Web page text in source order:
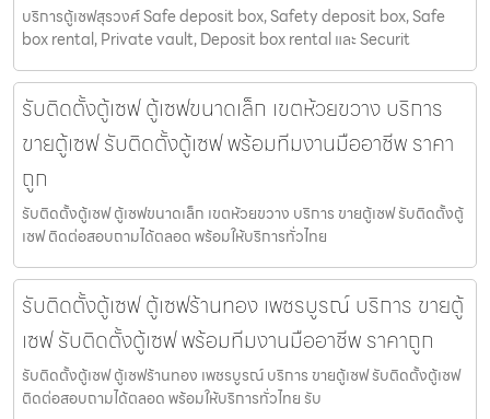
บริการตู้เซฟสุรวงศ์ Safe deposit box, Safety deposit box, Safe
box rental, Private vault, Deposit box rental และ Securit
รับติดตั้งตู้เซฟ ตู้เซฟขนาดเล็ก เขตห้วยขวาง บริการ
ขายตู้เซฟ รับติดตั้งตู้เซฟ พร้อมทีมงานมืออาชีพ ราคา
ถูก
รับติดตั้งตู้เซฟ ตู้เซฟขนาดเล็ก เขตห้วยขวาง บริการ ขายตู้เซฟ รับติดตั้งตู้
เซฟ ติดต่อสอบถามได้ตลอด พร้อมให้บริการทั่วไทย
รับติดตั้งตู้เซฟ ตู้เซฟร้านทอง เพชรบูรณ์ บริการ ขายตู้
เซฟ รับติดตั้งตู้เซฟ พร้อมทีมงานมืออาชีพ ราคาถูก
รับติดตั้งตู้เซฟ ตู้เซฟร้านทอง เพชรบูรณ์ บริการ ขายตู้เซฟ รับติดตั้งตู้เซฟ
ติดต่อสอบถามได้ตลอด พร้อมให้บริการทั่วไทย รับ